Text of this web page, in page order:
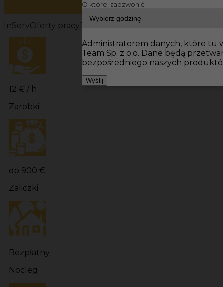
InServOferty pracy Prace wykończeniowe Niemcy
12 € / h
Zarobki
do 900 €
Zaliczki
Bezpłatny
Nocleg
O której zadzwonić:
Administratorem danych, które tu
Team Sp. z o.o. Dane będą
bezpośredniego naszych
Wyślij